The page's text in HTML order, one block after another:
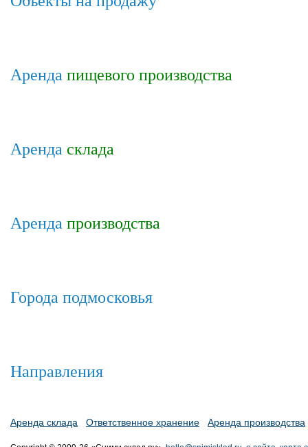
Аренда пищевого производства
Аренда склада
Аренда производства
Города подмосковья
Направления
Аренда склада Ответственное хранение Аренда производства